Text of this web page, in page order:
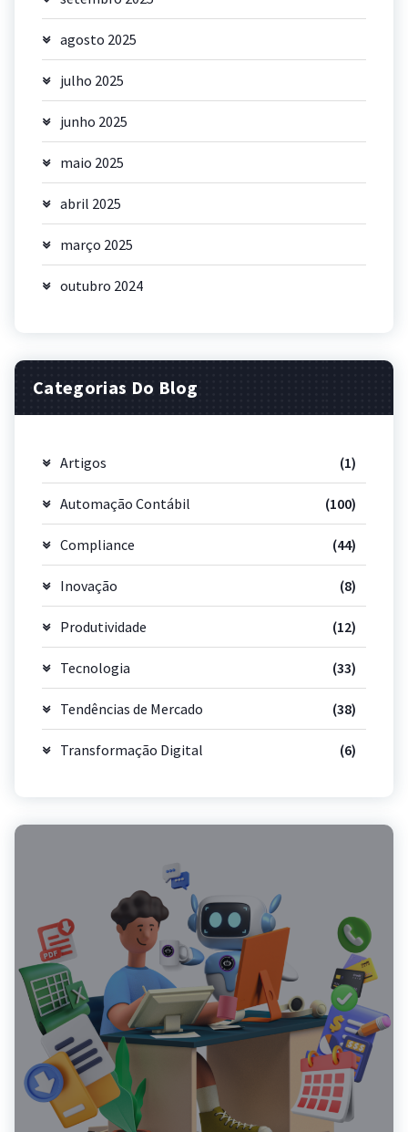
agosto 2025
julho 2025
junho 2025
maio 2025
abril 2025
março 2025
outubro 2024
Categorias Do Blog
Artigos (1)
Automação Contábil (100)
Compliance (44)
Inovação (8)
Produtividade (12)
Tecnologia (33)
Tendências de Mercado (38)
Transformação Digital (6)